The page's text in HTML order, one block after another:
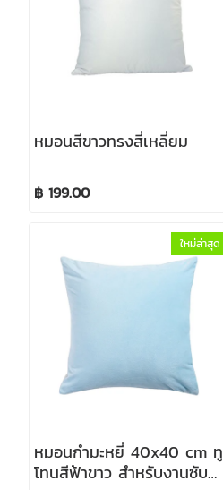
หมอนสีขาวทรงสี่เหลี่ยม
฿ 199.00
ใหม่ล่าสุด
หมอนกำมะหยี่ 40x40 cm ทู
โทนสีฟ้าขาว สำหรับงานซับลิ